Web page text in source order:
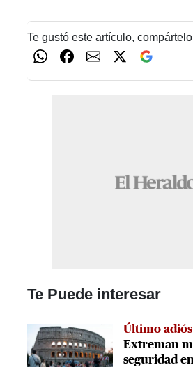
Te gustó este artículo, compártelo
Te Puede interesar
Último adiós
Extreman
seguridad